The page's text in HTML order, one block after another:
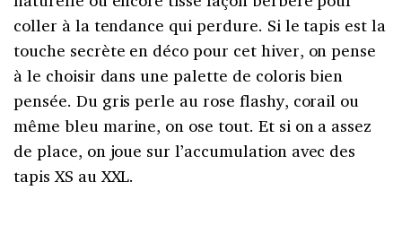
coller à la tendance qui perdure. Si le tapis est la
touche secrète en déco pour cet hiver, on pense
à le choisir dans une palette de coloris bien
pensée. Du gris perle au rose flashy, corail ou
même bleu marine, on ose tout. Et si on a assez
de place, on joue sur l’accumulation avec des
tapis XS au XXL.